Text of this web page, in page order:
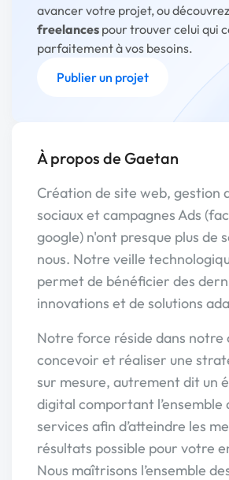
avancer votre projet, ou découvrez
freelances pour trouver celui qui
parfaitement à vos besoins.
Publier un projet
À propos de Gaetan
Création de site web, gestion
sociaux et campagnes Ads
google) n'ont presque plus de
nous. Notre veille
permet de bénéficier des
innovations et de solutions
Notre force réside dans notre
concevoir et réaliser une
sur mesure, autrement dit un
digital comportant l’ensemble
services afin d’atteindre les
résultats possible pour votre
Nous maîtrisons l’ensemble